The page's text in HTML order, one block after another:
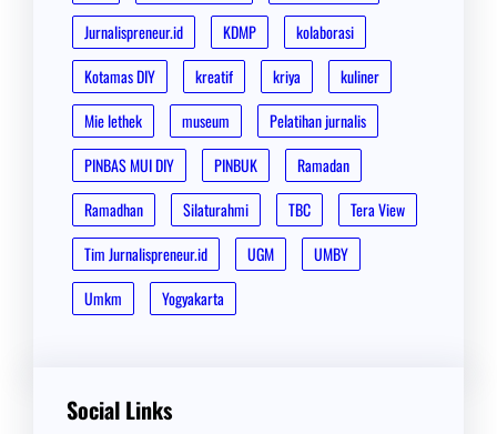
Jurnalispreneur.id
KDMP
kolaborasi
Kotamas DIY
kreatif kriya
kuliner
Mie lethek
museum
Pelatihan jurnalis
PINBAS MUI DIY
PINBUK
Ramadan
Ramadhan
Silaturahmi TBC
Tera View
Tim Jurnalispreneur.id
UGM
UMBY
Umkm
Yogyakarta
Social Links